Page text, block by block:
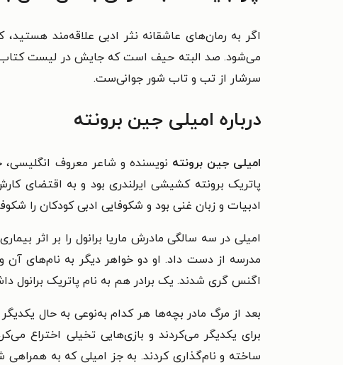
اگر به رمان‌های عاشقانه نثر ادبی علاقه‌مند
می‌شود. صد البته حیف است که جایش در لیست
سرشار از تب و تاب شور جوانی‌ست.
درباره امیلی جین برونته
امیلی جین برونته
پاتریک برونته کشیشی ایرلندری بود و به اقتضای
ادبیات و زبان غنی بود و شکوفایی ادبی کودکان را
امیلی در سه سالگی مادرش ماریا برانول را بر اثر
مدرسه از دست داد. او دو خواهر دیگر به نام‌های آن
اگنس گری شدند. یک برادر هم به نام پاتریک برانول
بعد از مرگ مادر بچه‌ها هر کدام به‌نوعی به حال
برای یکدیگر می‌کردند و بازی‌هایی تخیلی اختراع
ساخته و نام‌گذاری کردند. به جز امیلی که به